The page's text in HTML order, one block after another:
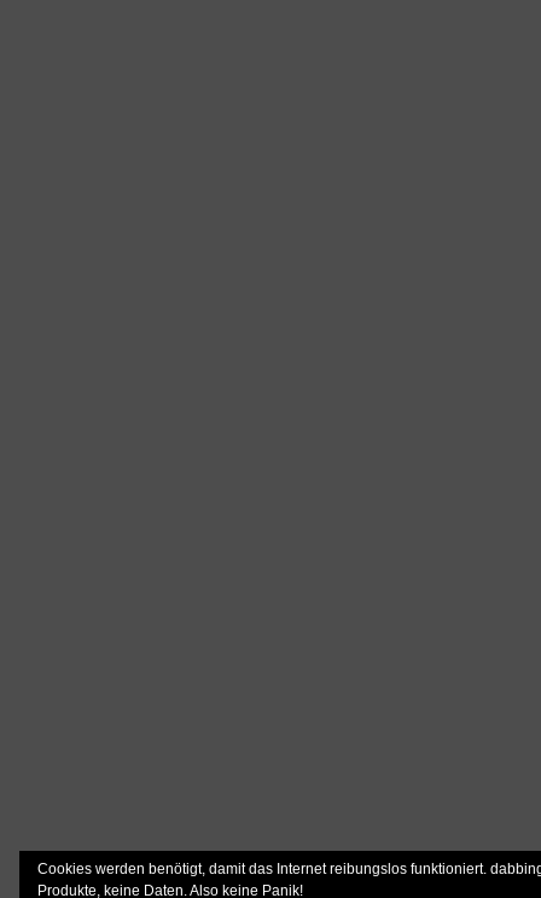
Cookies werden benötigt, damit das Internet reibungslos funktioniert.
Produkte, keine Daten. Also keine Panik!